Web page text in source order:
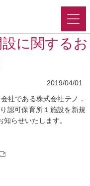
に関するお
2019/04/01
社である株式会社テノ．
認可保育所１施設を新規
らせいたします。